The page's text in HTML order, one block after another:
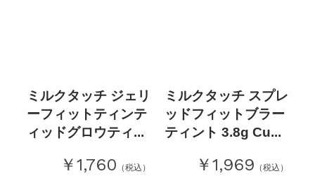
ミルクタッチ ジェリ
ーフィットティンテ
ィッドグロウティ...
￥1,760 （税込）
ミルクタッチ スプレ
ッドフィットブラー
ティント 3.8g Cu...
￥1,969 （税込）